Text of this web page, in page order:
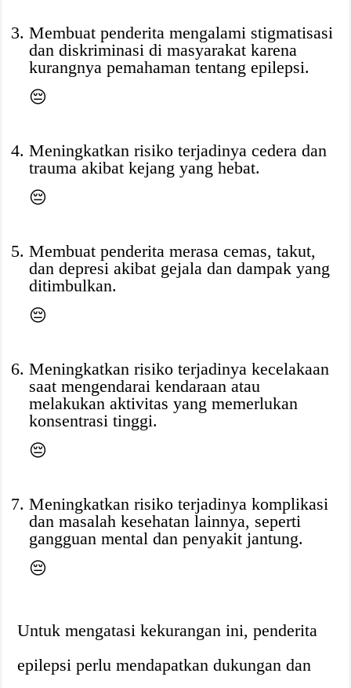
Membuat penderita mengalami stigmatisasi
dan diskriminasi di masyarakat karena
kurangnya pemahaman tentang epilepsi.
😔
Meningkatkan risiko terjadinya cedera dan
trauma akibat kejang yang hebat.
😔
Membuat penderita merasa cemas, takut,
dan depresi akibat gejala dan dampak yang
ditimbulkan.
😔
Meningkatkan risiko terjadinya kecelakaan
saat mengendarai kendaraan atau
melakukan aktivitas yang memerlukan
konsentrasi tinggi.
😔
Meningkatkan risiko terjadinya komplikasi
dan masalah kesehatan lainnya, seperti
gangguan mental dan penyakit jantung.
😔
Untuk mengatasi kekurangan ini, penderita
epilepsi perlu mendapatkan dukungan dan